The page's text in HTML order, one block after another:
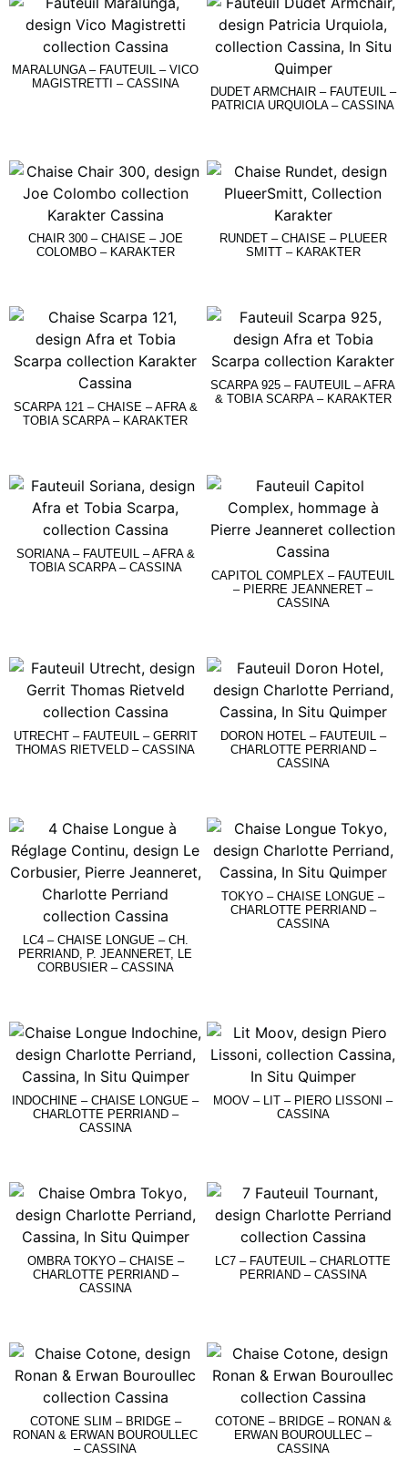
MARALUNGA – FAUTEUIL – VICO
MAGISTRETTI – CASSINA
DUDET ARMCHAIR – FAUTEUIL –
PATRICIA URQUIOLA – CASSINA
CHAIR 300 – CHAISE – JOE
COLOMBO – KARAKTER
RUNDET – CHAISE – PLUEER
SMITT – KARAKTER
SCARPA 121 – CHAISE – AFRA &
TOBIA SCARPA – KARAKTER
SCARPA 925 – FAUTEUIL – AFRA
& TOBIA SCARPA – KARAKTER
SORIANA – FAUTEUIL – AFRA &
TOBIA SCARPA – CASSINA
CAPITOL COMPLEX – FAUTEUIL
– PIERRE JEANNERET –
CASSINA
UTRECHT – FAUTEUIL – GERRIT
THOMAS RIETVELD – CASSINA
DORON HOTEL – FAUTEUIL –
CHARLOTTE PERRIAND –
CASSINA
LC4 – CHAISE LONGUE – CH.
PERRIAND, P. JEANNERET, LE
CORBUSIER – CASSINA
TOKYO – CHAISE LONGUE –
CHARLOTTE PERRIAND –
CASSINA
INDOCHINE – CHAISE LONGUE –
CHARLOTTE PERRIAND –
CASSINA
MOOV – LIT – PIERO LISSONI –
CASSINA
OMBRA TOKYO – CHAISE –
CHARLOTTE PERRIAND –
CASSINA
LC7 – FAUTEUIL – CHARLOTTE
PERRIAND – CASSINA
COTONE SLIM – BRIDGE –
RONAN & ERWAN BOUROULLEC
– CASSINA
COTONE – BRIDGE – RONAN &
ERWAN BOUROULLEC –
CASSINA